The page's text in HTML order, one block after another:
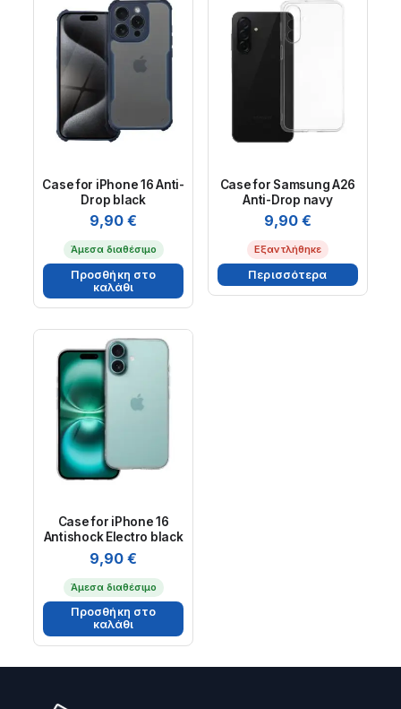
Case for iPhone 16 Anti-
Drop black
9,90€
Άμεσα διαθέσιμο
Προσθήκη στο
καλάθι
Case for Samsung A26
Anti-Drop navy
9,90 €
Εξαντλήθηκε
Περισσότερα
Case for iPhone 16
Antishock Electro black
9,90€
Άμεσα διαθέσιμο
Προσθήκη στο
καλάθι